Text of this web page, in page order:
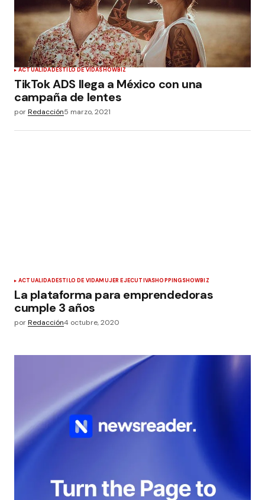
ACTUALIDADESTILO DE VIDASHOWBIZ
TikTok ADS llega a México con una
campaña de lentes
porRedacción5 marzo, 2021
ACTUALIDADESTILO DE VIDAMUJER EJECUTIVASHOPPINGSHOWBIZ
La plataforma para emprendedoras
cumple 3 años
porRedacción4 octubre, 2020